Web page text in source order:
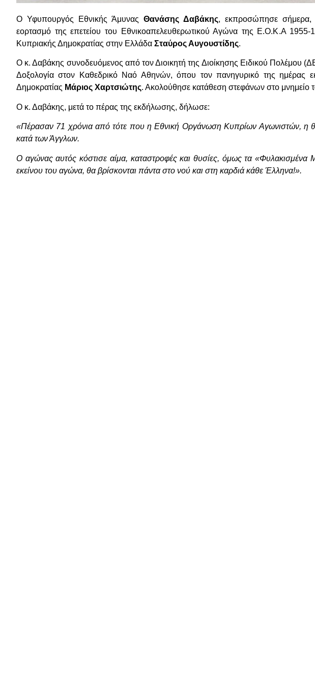
Ο Υφυπουργός Εθνικής Άμυνας Θανάσης Δαβάκης, εκπροσώπησε σήμερα,
εορτασμό της επετείου του Εθνικοαπελευθερωτικού Αγώνα της Ε.Ο.Κ.Α
Κυπριακής Δημοκρατίας στην Ελλάδα Σταύρος Αυγουστίδης.
Ο κ. Δαβάκης συνοδευόμενος από τον Διοικητή της Διοίκησης Ειδικού Πολέμου
Δοξολογία στον Καθεδρικό Ναό Αθηνών, όπου τον πανηγυρικό της ημέρας
Δημοκρατίας Μάριος Χαρτσιώτης. Ακολούθησε κατάθεση στεφάνων στο μνημείο
Ο κ. Δαβάκης, μετά το πέρας της εκδήλωσης, δήλωσε:
«Πέρασαν 71 χρόνια από τότε που η Εθνική Οργάνωση Κυπρίων Αγωνιστών, η
κατά των Άγγλων.
Ο αγώνας αυτός κόστισε αίμα, καταστροφές και θυσίες, όμως τα «Φυλακισμένα
εκείνου του αγώνα, θα βρίσκονται πάντα στο νού και στη καρδιά κάθε Έλληνα!».